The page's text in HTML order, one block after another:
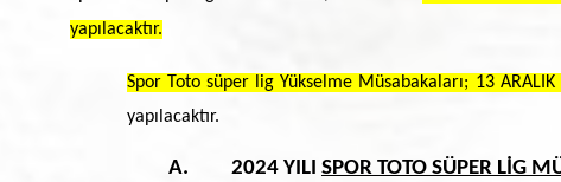
yapılacaktır.
Spor Toto süper lig Yükselme Müsabakaları; 13 ARALIK
yapılacaktır.
A. 2024 YILI SPOR TOTO SÜPER LİG